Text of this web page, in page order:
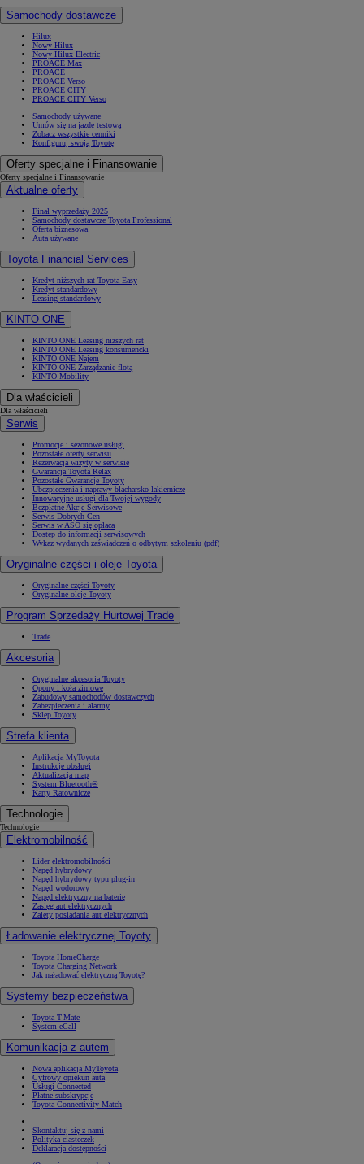
Samochody dostawcze
Hilux
Nowy Hilux
Nowy Hilux Electric
PROACE Max
PROACE
PROACE Verso
PROACE CITY
PROACE CITY Verso
Samochody używane
Umów się na jazdę testową
Zobacz wszystkie cenniki
Konfiguruj swoją Toyotę
Oferty specjalne i Finansowanie
Oferty specjalne i Finansowanie
Aktualne oferty
Finał wyprzedaży 2025
Samochody dostawcze Toyota Professional
Oferta biznesowa
Auta używane
Toyota Financial Services
Kredyt niższych rat Toyota Easy
Kredyt standardowy
Leasing standardowy
KINTO ONE
KINTO ONE Leasing niższych rat
KINTO ONE Leasing konsumencki
KINTO ONE Najem
KINTO ONE Zarządzanie flotą
KINTO Mobility
Dla właścicieli
Dla właścicieli
Serwis
Promocje i sezonowe usługi
Pozostałe oferty serwisu
Rezerwacja wizyty w serwisie
Gwarancja Toyota Relax
Pozostałe Gwarancje Toyoty
Ubezpieczenia i naprawy blacharsko-lakiernicze
Innowacyjne usługi dla Twojej wygody
Bezpłatne Akcje Serwisowe
Serwis Dobrych Cen
Serwis w ASO się opłaca
Dostęp do informacji serwisowych
Wykaz wydanych zaświadczeń o odbytym szkoleniu (pdf)
Oryginalne części i oleje Toyota
Oryginalne części Toyoty
Oryginalne oleje Toyoty
Program Sprzedaży Hurtowej Trade
Trade
Akcesoria
Oryginalne akcesoria Toyoty
Opony i koła zimowe
Zabudowy samochodów dostawczych
Zabezpieczenia i alarmy
Sklep Toyoty
Strefa klienta
Aplikacja MyToyota
Instrukcje obsługi
Aktualizacja map
System Bluetooth®
Karty Ratownicze
Technologie
Technologie
Elektromobilność
Lider elektromobilności
Napęd hybrydowy
Napęd hybrydowy typu plug-in
Napęd wodorowy
Napęd elektryczny na baterię
Zasięg aut elektrycznych
Zalety posiadania aut elektrycznych
Ładowanie elektrycznej Toyoty
Toyota HomeCharge
Toyota Charging Network
Jak naładować elektryczną Toyotę?
Systemy bezpieczeństwa
Toyota T-Mate
System eCall
Komunikacja z autem
Nowa aplikacja MyToyota
Cyfrowy opiekun auta
Usługi Connected
Płatne subskrypcje
Toyota Connectivity Match
Skontaktuj się z nami
Polityka ciasteczek
Deklaracja dostępności